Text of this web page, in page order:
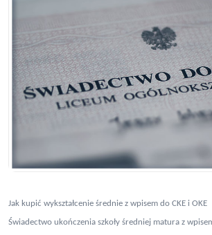
Jak kupić wykształcenie średnie z wpisem do CKE i OKE
Świadectwo ukończenia szkoły średniej matura z